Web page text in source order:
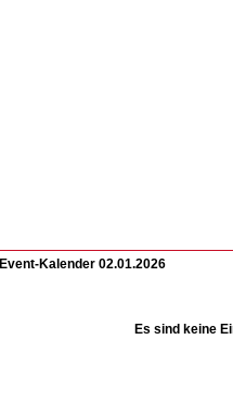
Event-Kalender 02.01.2026
Es sind keine